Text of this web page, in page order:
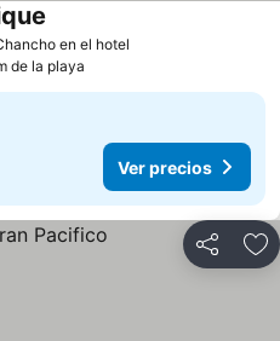
en el hotel
de la playa
Ver precios
Compartir